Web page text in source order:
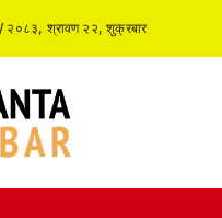
श्रावण २२, शुक्रबार